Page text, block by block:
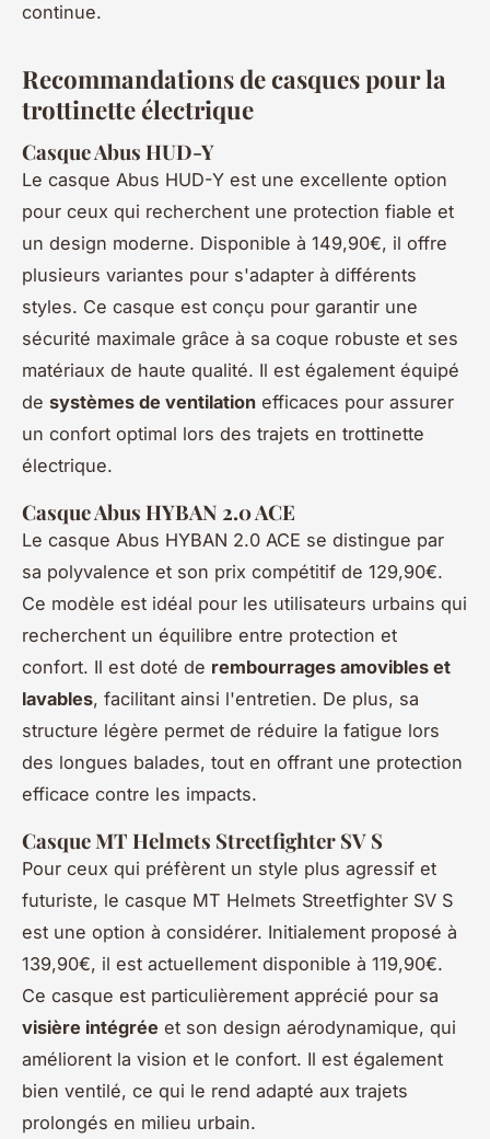
continue.
Recommandations de casques pour la
trottinette électrique
Casque Abus HUD-Y
Le casque Abus HUD-Y est une excellente option
pour ceux qui recherchent une protection fiable et
un design moderne. Disponible à 149,90€, il offre
plusieurs variantes pour s'adapter à différents
styles. Ce casque est conçu pour garantir une
sécurité maximale grâce à sa coque robuste et ses
matériaux de haute qualité. Il est également équipé
de systèmes de ventilation efficaces pour assurer
un confort optimal lors des trajets en trottinette
électrique.
Casque Abus HYBAN 2.0 ACE
Le casque Abus HYBAN 2.0 ACE se distingue par
sa polyvalence et son prix compétitif de 129,90€.
Ce modèle est idéal pour les utilisateurs urbains qui
recherchent un équilibre entre protection et
confort. Il est doté de rembourrages amovibles et
lavables, facilitant ainsi l'entretien. De plus, sa
structure légère permet de réduire la fatigue lors
des longues balades, tout en offrant une protection
efficace contre les impacts.
Casque MT Helmets Streetfighter SV S
Pour ceux qui préfèrent un style plus agressif et
futuriste, le casque MT Helmets Streetfighter SV S
est une option à considérer. Initialement proposé à
139,90€, il est actuellement disponible à 119,90€.
Ce casque est particulièrement apprécié pour sa
visière intégrée et son design aérodynamique, qui
améliorent la vision et le confort. Il est également
bien ventilé, ce qui le rend adapté aux trajets
prolongés en milieu urbain.